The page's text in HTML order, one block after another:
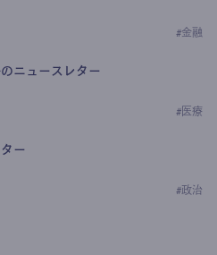
#金融
ニュースレター
# 医療
ー
#政治